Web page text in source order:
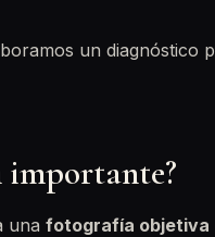
un diagnóstico
importante?
una fotografía objetiva